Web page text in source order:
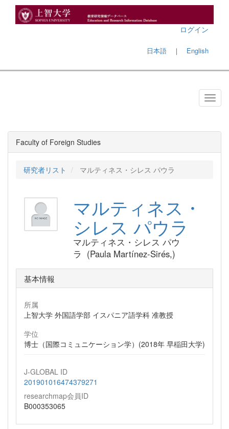
ログイン
日本語 ｜ English
Faculty of Foreign Studies
研究者リスト マルティネス・シレス パウラ
マルティネス・
シレス パウラ
マルティネス・シレス パウ
ラ (Paula Martínez-Sirés,)
基本情報
所属
上智大学 外国語学部 イスパニア語学科 准教授
学位
博士（国際コミュニケーション学）(2018年 早稲田大学)
J-GLOBAL ID
201901016474379271
researchmap会員ID
B000353065